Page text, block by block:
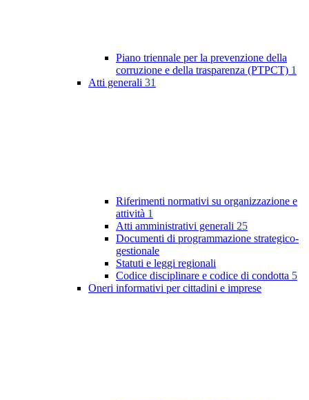
Piano triennale per la prevenzione della
corruzione e della trasparenza (PTPCT) 1
Atti generali 31
Riferimenti normativi su organizzazione e
attività 1
Atti amministrativi generali 25
Documenti di programmazione strategico-
gestionale
Statuti e leggi regionali
Codice disciplinare e codice di condotta 5
Oneri informativi per cittadini e imprese